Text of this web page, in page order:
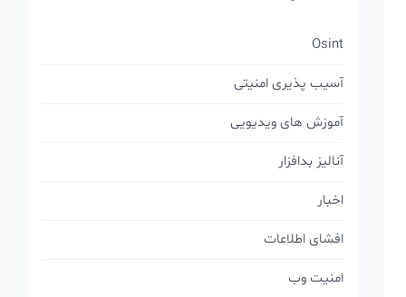
Osint
آسیب پذیری امنیتی
آموزش های ویدیویی
آنالیز بدافزار
اخبار
افشای اطلاعات
امنیت وب